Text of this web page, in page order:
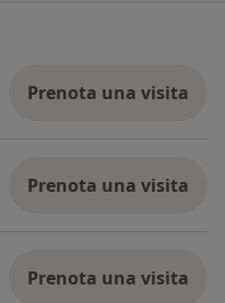
in ambito
la Scuola di
Persona
con il Prof. Enzo
terapeutico,
Europea
sia con privati che
lavorando
persona.
Prenota una visita
Prenota una visita
Prenota una visita